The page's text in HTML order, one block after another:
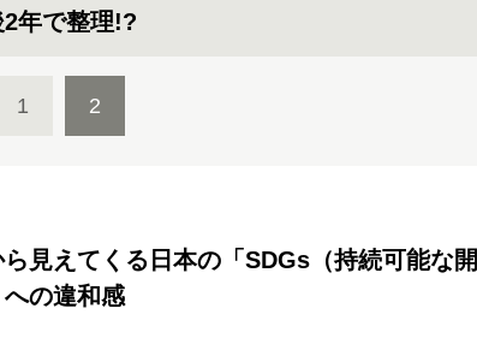
年で整理!?
1 2
見えてくる日本の「SDGs（持続可能な開
の違和感